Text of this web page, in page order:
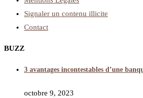
Signaler un contenu illicite
Contact
BUZZ
3 avantages incontestables d’une
octobre 9, 2023